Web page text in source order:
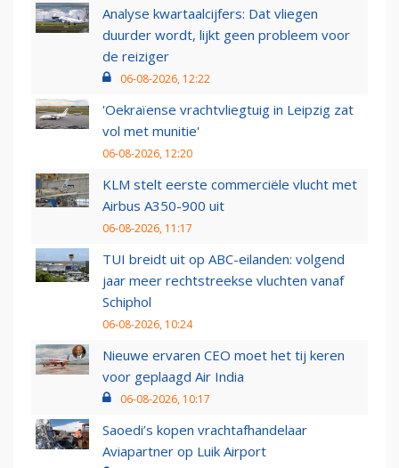
Analyse kwartaalcijfers: Dat vliegen
duurder wordt, lijkt geen probleem voor
de reiziger
06-08-2026, 12:22
'Oekraïense vrachtvliegtuig in Leipzig zat
vol met munitie'
06-08-2026, 12:20
KLM stelt eerste commerciële vlucht met
Airbus A350-900 uit
06-08-2026, 11:17
TUI breidt uit op ABC-eilanden: volgend
jaar meer rechtstreekse vluchten vanaf
Schiphol
06-08-2026, 10:24
Nieuwe ervaren CEO moet het tij keren
voor geplaagd Air India
06-08-2026, 10:17
Saoedi’s kopen vrachtafhandelaar
Aviapartner op Luik Airport